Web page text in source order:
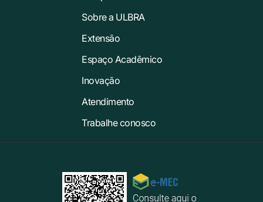
Sobre a ULBRA
Extensão
Espaço Acadêmico
Inovação
Atendimento
Trabalhe conosco